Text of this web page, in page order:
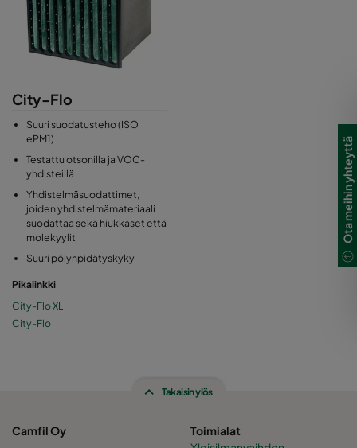
City-Flo
Suuri suodatusteho (ISO
ePM1)
Testattu otsonilla ja VOC-
yhdisteillä
Yhdistelmäsuodattimet,
joiden yhdistelmämateriaali
suodattaa sekä hiukkaset että
molekyylit
Suuri pölynpidätyskyky
Pikalinkki
City-Flo XL
City-Flo
Takaisin ylös
Camfil Oy
Toimialat
Ota meihin yhteyttä